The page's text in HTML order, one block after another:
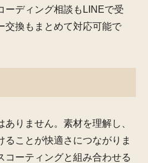
ーディング相談もLINEで受
交換もまとめて対応可能で
りません。素材を理解し、
ことが快適さにつながりま
コーティングと組み合わせる